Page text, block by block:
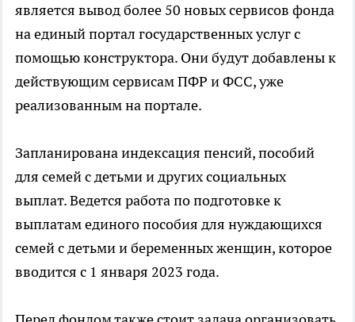
является вывод более 50 новых сервисов фонда
на единый портал государственных услуг с
помощью конструктора. Они будут добавлены к
действующим сервисам ПФР и ФСС, уже
реализованным на портале.
Запланирована индексация пенсий, пособий
для семей с детьми и других социальных
выплат. Ведется работа по подготовке к
выплатам единого пособия для нуждающихся
семей с детьми и беременных женщин, которое
вводится с 1 января 2023 года.